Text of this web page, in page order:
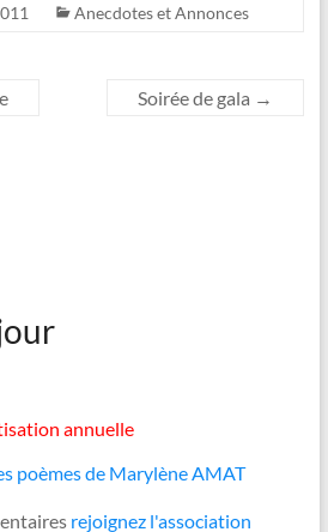
Anecdotes et Annonces
Soirée de gala →
annuelle
poèmes de Marylène AMAT
rejoignez l'association